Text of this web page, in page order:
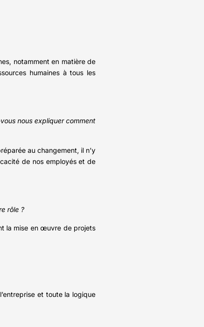
notamment en matière de
humaines à tous les
nous expliquer comment
au changement, il n’y
de nos employés et de
rôle ?
la mise en œuvre de projets
et toute la logique